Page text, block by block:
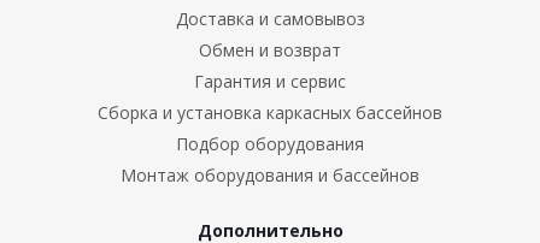
Доставка и самовывоз
Обмен и возврат
Гарантия и сервис
Сборка и установка каркасных бассейнов
Подбор оборудования
Монтаж оборудования и бассейнов
Дополнительно